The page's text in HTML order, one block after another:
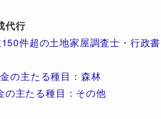
代行
件超の土地家屋調査士・行政書
の主たる種目：森林
主たる種目：その他